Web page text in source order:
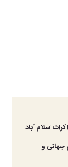
اسلام آباد
جهانی و